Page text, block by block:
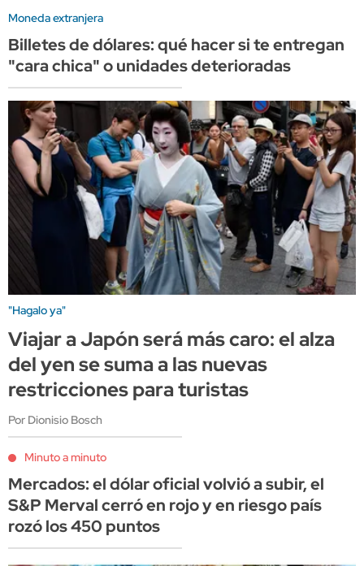
Moneda extranjera
Billetes de dólares: qué hacer si te entregan
"cara chica" o unidades deterioradas
"Hagalo ya"
Viajar a Japón será más caro: el alza
del yen se suma a las nuevas
restricciones para turistas
Por Dionisio Bosch
Minuto a minuto
Mercados: el dólar oficial volvió a subir, el
S&P Merval cerró en rojo y en riesgo país
rozó los 450 puntos